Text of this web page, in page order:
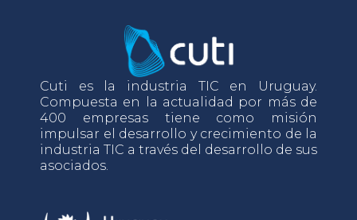
Cuti es la industria TIC en Uruguay.
Compuesta en la actualidad por más de
400 empresas tiene como misión
impulsar el desarrollo y crecimiento de la
industria TIC a través del desarrollo de sus
asociados.